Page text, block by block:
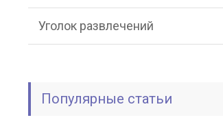
Уголок развлечений
Популярные статьи